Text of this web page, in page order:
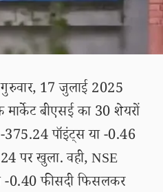
17 जुलाई 2025
बीएसई का 30 शेयरों
375.24 पॉइंट्स या -0.46
पर खुला. वही, NSE
-0.40 फीसदी फिसलकर